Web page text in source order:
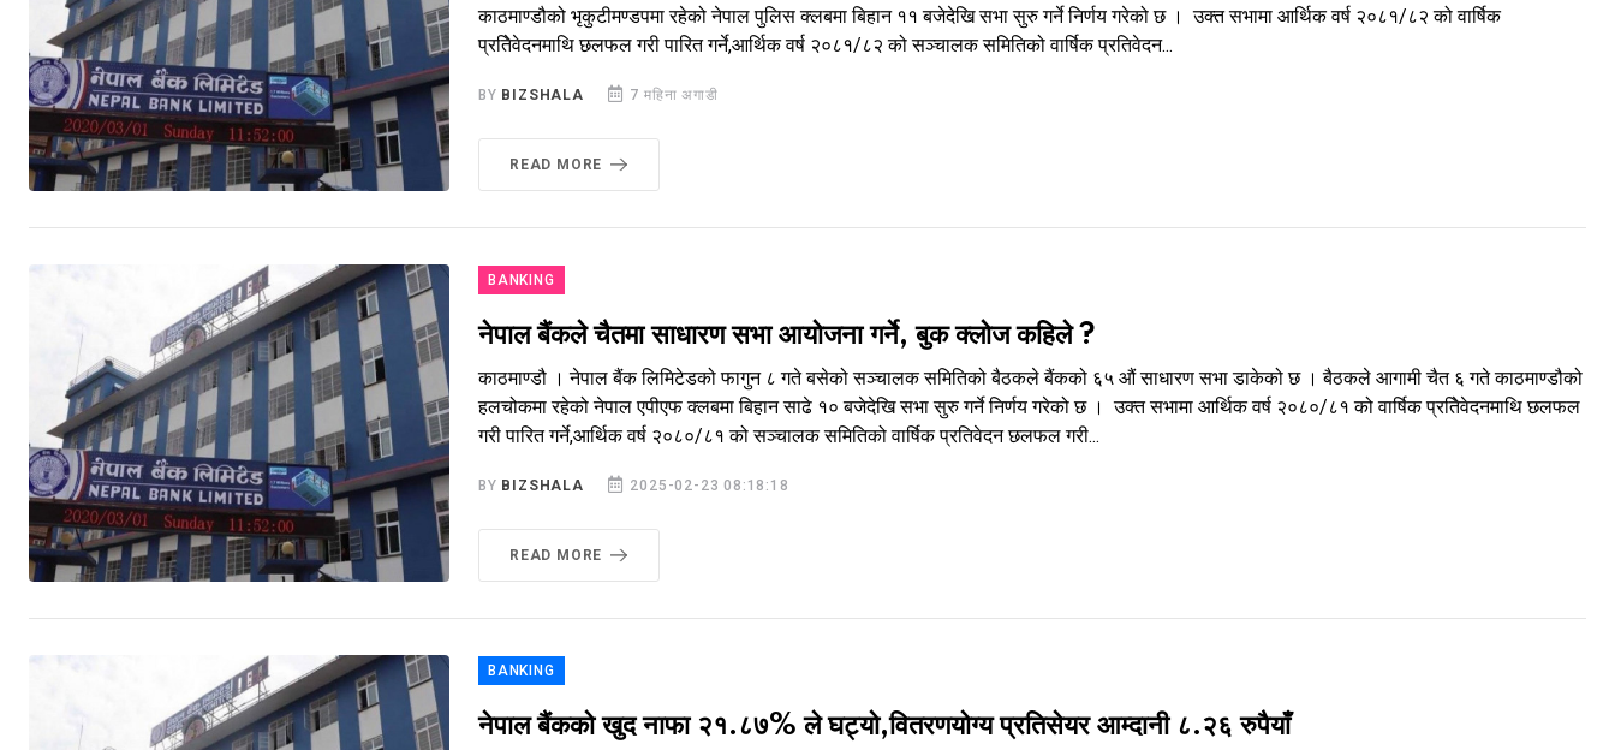
काठमाण्डौको भृकुटीमण्डपमा रहेको नेपाल पुलिस क्लबमा बिहान ११ बजेदेखि सभा सुरु गर्ने निर्णय गरेको छ । उक्त सभामा आर्थिक वर्ष २०८१/८२ को वार्षिक
प्रतिेवेदनमाथि छलफल गरी पारित गर्ने,आर्थिक वर्ष २०८१/८२ को सञ्चालक समितिको वार्षिक प्रतिवेदन...
BY BIZSHALA 7 महिना अगाडी
READ MORE
BANKING
नेपाल बैंकले चैतमा साधारण सभा आयोजना गर्ने, बुक क्लोज कहिले ?
काठमाण्डौ । नेपाल बैंक लिमिटेडको फागुन ८ गते बसेको सञ्चालक समितिको बैठकले बैंकको ६५ औं साधारण सभा डाकेको छ । बैठकले आगामी चैत ६ गते काठमाण्डौको
हलचोकमा रहेको नेपाल एपीएफ क्लबमा बिहान साढे १० बजेदेखि सभा सुरु गर्ने निर्णय गरेको छ । उक्त सभामा आर्थिक वर्ष २०८०/८१ को वार्षिक प्रतिेवेदनमाथि छलफल
गरी पारित गर्ने,आर्थिक वर्ष २०८०/८१ को सञ्चालक समितिको वार्षिक प्रतिवेदन छलफल गरी...
BY BIZSHALA 2025-02-23 08:18:18
READ MORE
BANKING
नेपाल बैंकको खुद नाफा २१.८७% ले घट्यो,वितरणयोग्य प्रतिसेयर आम्दानी ८.२६ रुपैयाँ